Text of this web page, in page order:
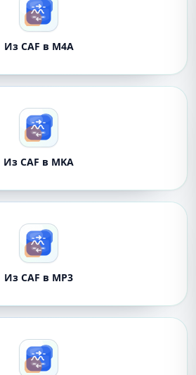
Из CAF в M4A
Из CAF в MKA
Из CAF в MP3